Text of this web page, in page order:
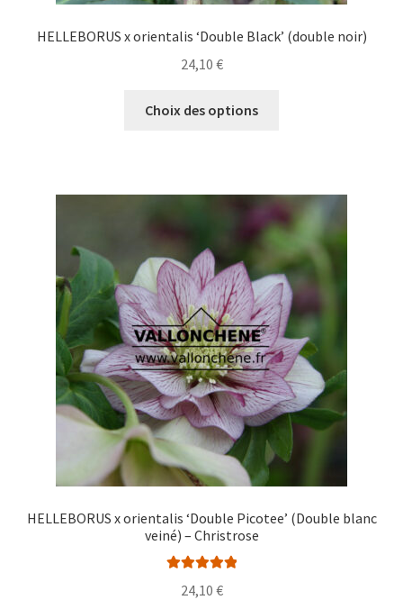
HELLEBORUS x orientalis ‘Double Black’ (double noir)
24,10 €
Choix des options
Les
options
peuvent
être
choisies
sur
la
page
du
produit
HELLEBORUS x orientalis ‘Double Picotee’ (Double blanc
veiné) – Christrose
24,10 €